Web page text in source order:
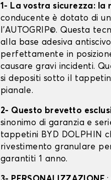
1- La vostra sicurezza:
conducente è dotato di
l’AUTOGRIP©. Questa
alla base adesiva
perfettamente in
causare gravi incidenti.
si depositi sotto il
pianale.
2- Questo brevetto
sinonimo di garanzia e
tappetini BYD DOLPHIN
rivestimento granulare
garantiti 1 anno.